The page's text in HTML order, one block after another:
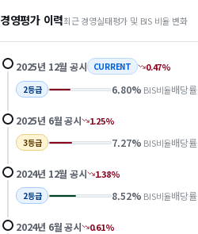
경영평가 이력최근 경영실태평가 및 BIS 비율 변화
2025년 12월 공시 CURRENT 0.47%
2등급 6.80% BIS비율배당률
2025년 6월공시 1.25%
3등급 7.27% BIS비율배당률
2024년 12월 공시 1.38%
2등급 8.52% BIS비율배당률
2024년 6월공시 0.61%